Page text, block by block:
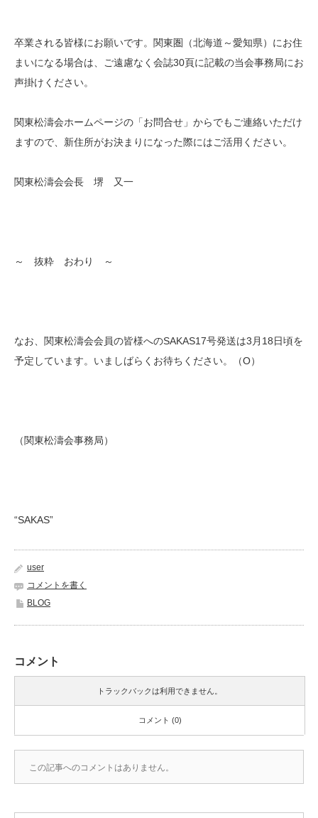
卒業される皆様にお願いです。関東圏（北海道～愛知県）にお住
まいになる場合は、ご遠慮なく会誌30頁に記載の当会事務局にお
声掛けください。
関東松濤会ホームページの「お問合せ」からでもご連絡いただけ
ますので、新住所がお決まりになった際にはご活用ください。
関東松濤会会長 堺 又一
～ 抜粋 おわり ～
なお、関東松濤会会員の皆様へのSAKAS17号発送は3月18日頃を
予定しています。いましばらくお待ちください。（O）
（関東松濤会事務局）
“SAKAS”
user
コメントを書く
BLOG
コメント
トラックバックは利用できません。
コメント (0)
この記事へのコメントはありません。